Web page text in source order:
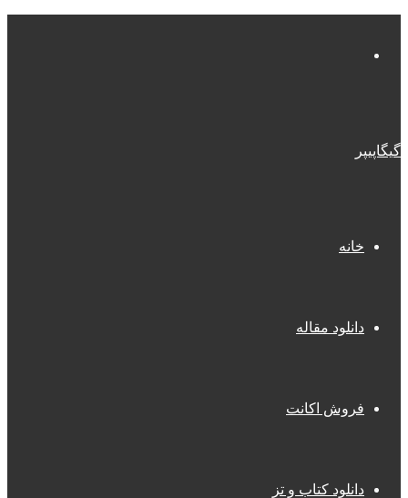
گیگاپیپر
خانه
دانلود مقاله
فروش اکانت
دانلود کتاب و تز